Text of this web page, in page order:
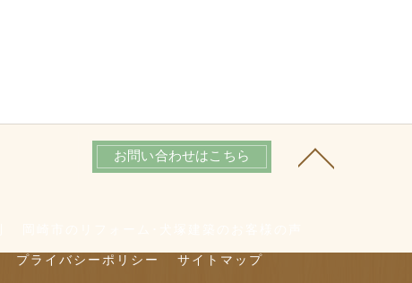
お問い合わせはこちら
プライバシーポリシー サイトマップ